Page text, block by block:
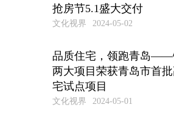
抢房节5.1盛大交付
文化视界 2024-05-02
品质住宅，领跑青岛——
两大项目荣获青岛市首
宅试点项目
文化视界 2024-05-01